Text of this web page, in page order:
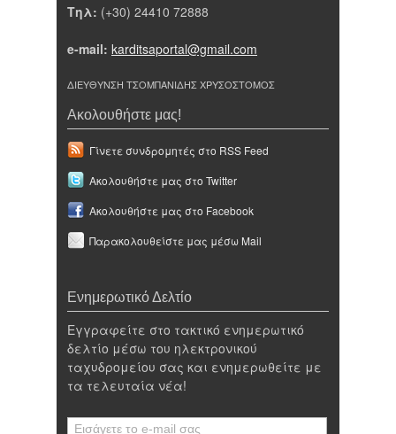
Τηλ: (+30) 24410 72888
e-mail: karditsaportal@gmail.com
ΔΙΕΥΘΥΝΣΗ ΤΣΟΜΠΑΝΙΔΗΣ ΧΡΥΣΟΣΤΟΜΟΣ
Ακολουθήστε μας!
Γίνετε συνδρομητές στο RSS Feed
Ακολουθήστε μας στο Twitter
Ακολουθήστε μας στο Facebook
Παρακολουθείστε μας μέσω Mail
Ενημερωτικό Δελτίο
Εγγραφείτε στο τακτικό ενημερωτικό
δελτίο μέσω του ηλεκτρονικού
ταχυδρομείου σας και ενημερωθείτε με
τα τελευταία νέα!